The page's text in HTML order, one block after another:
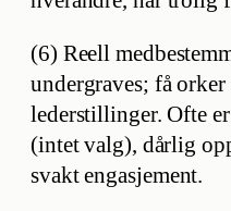
(6) Reell
undergraves; få orker
lederstillinger. Ofte
(intet valg), dårlig
svakt engasjement.